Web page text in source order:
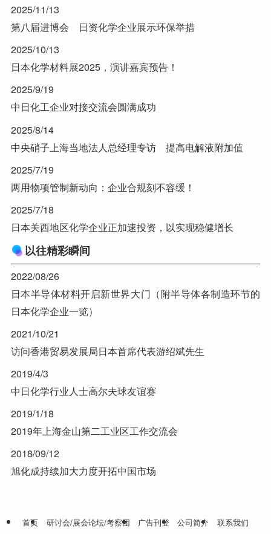
2025/11/13
第八届进博会 日资化学企业展示环保举措
2025/10/13
日本化学材料展2025，演讲嘉宾预告！
2025/9/19
中日化工企业对接交流会圆满成功
2025/8/14
中央硝子上海当地法人总经理专访 提高电解液附加值
2025/7/19
两用物项管制新动向：企业合规刻不容缓！
2025/7/18
日本关西地区化学企业正加速投资，以实现稳健增长
以往精彩瞬间
2022/08/26
日本半导体材料开启新世界大门（附半导体各制造环节的
日本化学企业一览）
2021/10/21
访问香港贸易发展局日本首席代表游绍斌先生
2019/4/3
中日化学行业人士高尔夫球友谊赛
2019/1/18
2019年上海金山第二工业区工作交流会
2018/09/12
旭化成持续加大力度开拓中国市场
首页 研讨会/展会论坛/考察团 广告刊登 公司简介
联系我们